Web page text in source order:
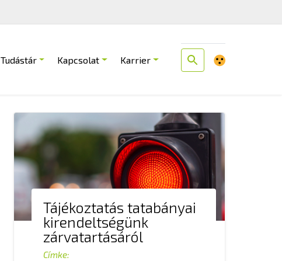
Tudástár Kapcsolat Karrier
Tájékoztatás tatabányai
kirendeltségünk
zárvatartásáról
Címke: